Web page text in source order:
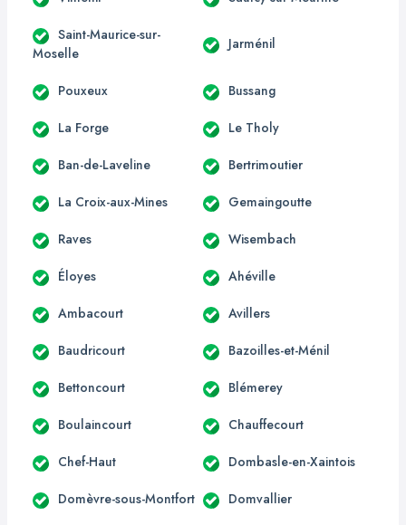
Saint-Maurice-sur-
Moselle
Jarménil
Pouxeux Bussang
La Forge Le Tholy
Ban-de-Laveline Bertrimoutier
La Croix-aux-Mines Gemaingoutte
Raves Wisembach
Éloyes Ahéville
Ambacourt Avillers
Baudricourt Bazoilles-et-Ménil
Bettoncourt Blémerey
Boulaincourt Chauffecourt
Chef-Haut Dombasle-en-Xaintois
Domèvre-sous-Montfort Domvallier